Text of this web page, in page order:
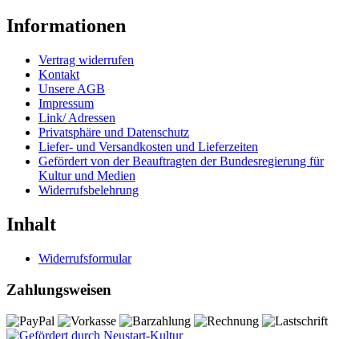
Informationen
Vertrag widerrufen
Kontakt
Unsere AGB
Impressum
Link/ Adressen
Privatsphäre und Datenschutz
Liefer- und Versandkosten und Lieferzeiten
Gefördert von der Beauftragten der Bundesregierung für
Kultur und Medien
Widerrufsbelehrung
Inhalt
Widerrufsformular
Zahlungsweisen